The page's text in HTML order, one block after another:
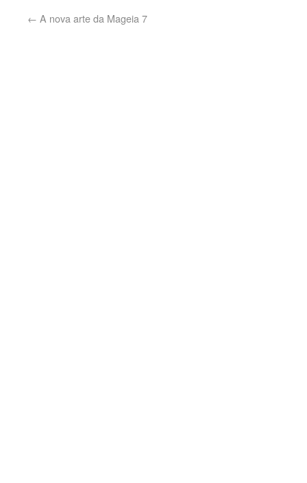
← A nova arte da Mageia 7